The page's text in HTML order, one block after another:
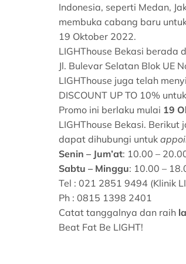
Indonesia, seperti Medan,
membuka cabang baru
19 Oktober 2022.
LIGHThouse Bekasi berada
Jl. Bulevar Selatan Blok UE
LIGHThouse juga telah
DISCOUNT UP TO 10%
Promo ini berlaku mulai 19
LIGHThouse Bekasi. Berikut
dapat dihubungi untuk
Senin – Jum’at: 10.00 –
Sabtu – Minggu: 10.00 –
Tel : 021 2851 9494 (Klinik
Ph : 0815 1398 2401
Catat tanggalnya dan raih
Beat Fat Be LIGHT!